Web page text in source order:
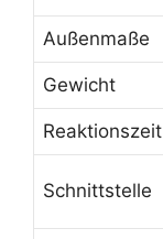
Außenmaße
Gewicht
Reaktionszeit
Schnittstelle